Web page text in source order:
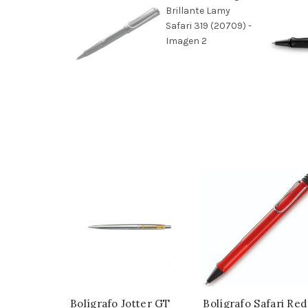
Bolígrafo Jotter GT
Bolígrafo Safari Red